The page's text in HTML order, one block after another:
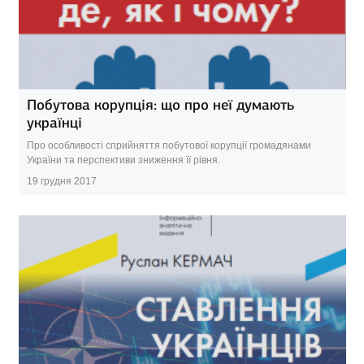
Побутова корупція: що про неї думають
українці
Про особливості сприйняття побутової корупції громадянами
України та перспективи зниження її рівня.
19 грудня 2017